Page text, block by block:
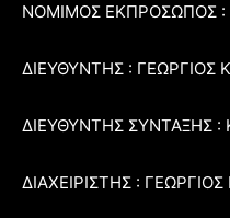
ΝΟΜΙΜΟΣ ΕΚΠΡΟΣΩΠΟΣ :
ΔΙΕΥΘΥΝΤΗΣ : ΓΕΩΡΓΙΟΣ
ΔΙΕΥΘΥΝΤΗΣ ΣΥΝΤΑΞΗΣ
ΔΙΑΧΕΙΡΙΣΤΗΣ :